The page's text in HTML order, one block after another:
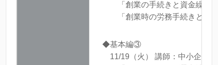
「創業の手続きと資金繰りに
「創業時の労務手続きと注意
◆基本編③
11/19（火） 講師：中小企業